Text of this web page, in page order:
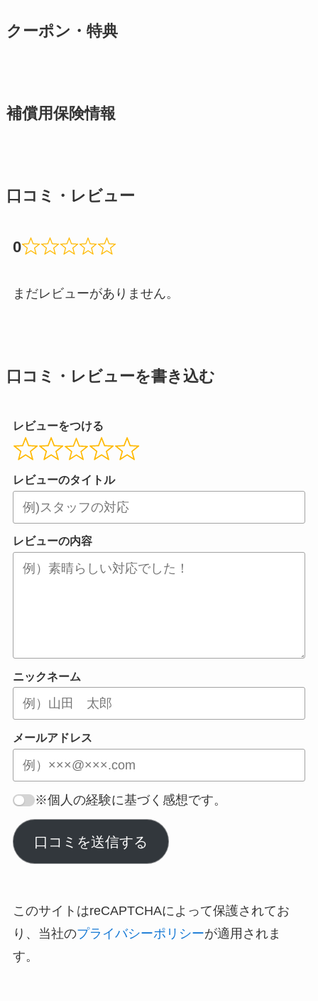
クーポン・特典
補償用保険情報
口コミ・レビュー
0
まだレビューがありません。
口コミ・レビューを書き込む
レビューをつける
レビューのタイトル
レビューの内容
ニックネーム
メールアドレス
※個人の経験に基づく感想です。
口コミを送信する
このサイトはreCAPTCHAによって保護されてお
り、当社のプライバシーポリシーが適用されま
す。